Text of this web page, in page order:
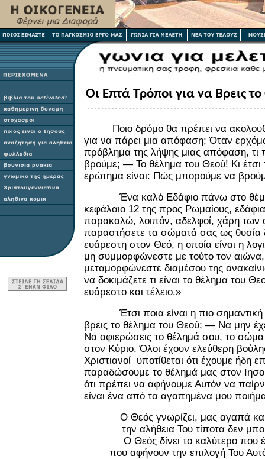
Οι Επτά Τρόποι για να Βρεις
Ποιο δρόμο θα πρέπει να
για να πάρει μια απόφαση; Όταν
πρόβλημα της λήψης μιας απόφαση,
βρούμε; — Το θέλημα του Θεού! Κι έτσι
ερώτημα είναι: Πώς μπορούμε να
Ένα καλό Εδάφιο πάνω στο θέμα
κεφάλαιο 12 της προς Ρωμαίους,
παρακαλώ, λοιπόν, αδελφοί, χάρη των
παραστήσετε τα σώματά σας ως θυσία
ευάρεστη στον Θεό, η οποία είναι η
μη συμμορφώνεστε με τούτο τον
μεταμορφώνεστε διαμέσου της
να δοκιμάζετε τι είναι το θέλημα του
ευάρεστο και τέλειο.»
Έτσι ποια είναι η πιο σημαντική
βρεις το θέλημα του Θεού; — Να μην
Να αφιερώσεις το θέλημά σου, το
στον Κύριο. Όλοι έχουν ελεύθερη
Χριστιανοί υποτίθεται ότι έχουμε ήδη
παραδώσουμε το θέλημά μας στον
ότι πρέπει να αφήνουμε Αυτόν να
είναι ένα από τα αγαπημένα μου
Ο Θεός γνωρίζει, μας αγαπά
την αλήθεια Του τίποτα δεν
Ο Θεός δίνει το καλύτερο που
που αφήνουν την επιλογή Του